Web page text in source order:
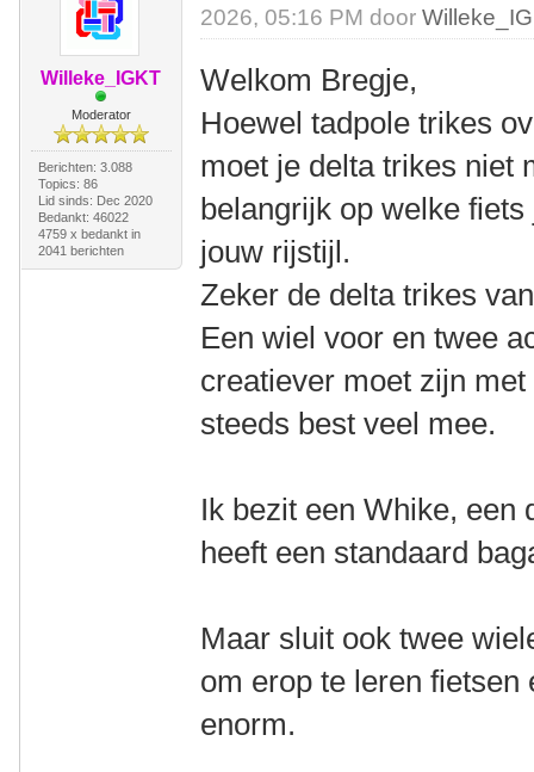
Willeke_IGKT
Moderator
Berichten: 3.088
Topics: 86
Lid sinds: Dec 2020
Bedankt: 46022
4759 x bedankt in
2041 berichten
2026, 05:16 PM door
Welkom Bregje,
Hoewel tadpole trikes
moet je delta trikes niet
belangrijk op welke
jouw rijstijl.
Zeker de delta trikes
Een wiel voor en twee
creatiever moet zijn
steeds best veel mee.
Ik bezit een Whike, een
heeft een standaard
Maar sluit ook twee
om erop te leren
enorm.